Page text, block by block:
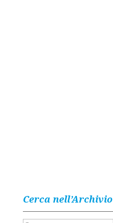
Cerca nell’Archivio